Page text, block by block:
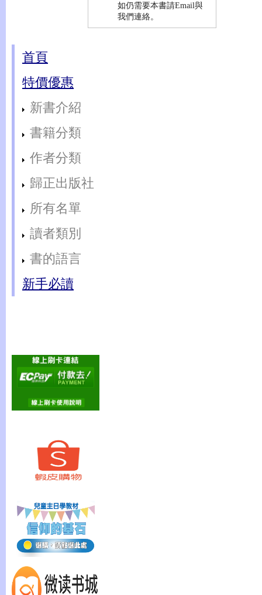
如仍需要本書請Email與
我們連絡。
首頁
特價優惠
新書介紹
書籍分類
作者分類
歸正出版社
所有名單
讀者類別
書的語言
新手必讀